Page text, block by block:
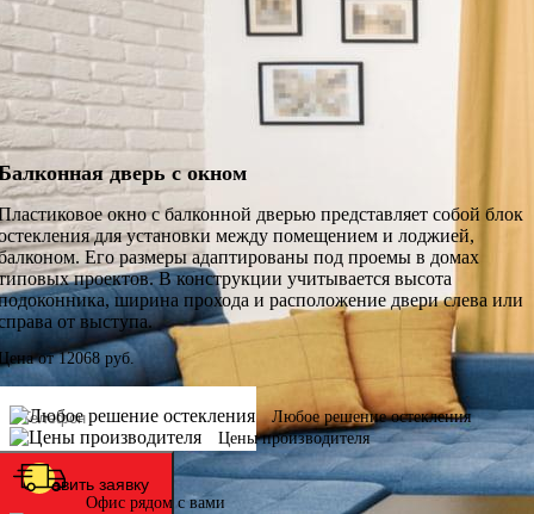
дверь с окном
окно с балконной дверью представляет собой блок
для установки между помещением и лоджией,
Его размеры адаптированы под проемы в домах
проектов. В конструкции учитывается высота
ширина прохода и расположение двери слева или
от выступа.
от12068 руб.
Оставить заявку
Любое решение остекления
Цены производителя
Офис рядом с вами